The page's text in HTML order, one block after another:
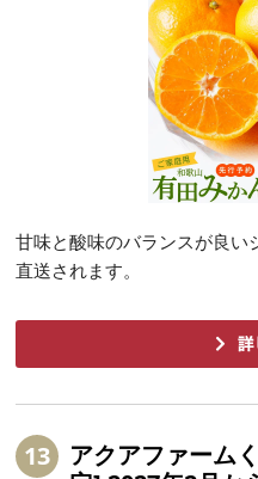
甘味と酸味のバランスが良い
直送されます。
13
アクアファーム